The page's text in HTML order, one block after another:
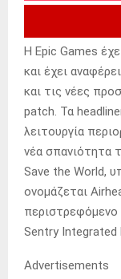
H Epic Games
και έχει
και τις νέες
patch. Τα
λειτουργία
νέα σπανιότητα
Save the World,
ονομάζεται
Sentry Integrated
Advertisements